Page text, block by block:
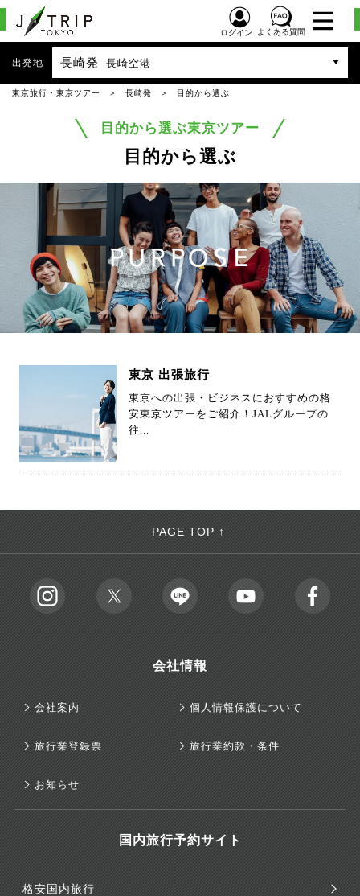
ログイン よくある質問
出発地 長崎発 長崎空港
東京旅行・東京ツアー 長崎発 目的から選ぶ
目的から選ぶ東京ツアー
目的から選ぶ
PURPOSE
東京 出張旅行
東京への出張・ビジネスにおすすめの格
安東京ツアーをご紹介！JALグループの
往...
PAGE TOP ↑
会社情報
会社案内 個人情報保護について
旅行業登録票 旅行業約款・条件
お知らせ
国内旅行予約サイト
格安国内旅行